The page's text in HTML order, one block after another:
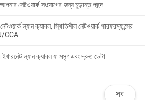
নেটওয়ার্ক সংযোগের জন্য চূড়ান্ত পছন্দ
ল্যান ক্যাবল, স্থিতিশীল নেটওয়ার্ক পারফরম্যান্সের
CCA
ইথারনেট ল্যান ক্যাবল যা মসৃণ এবং দ্রুত ডেটা
সব